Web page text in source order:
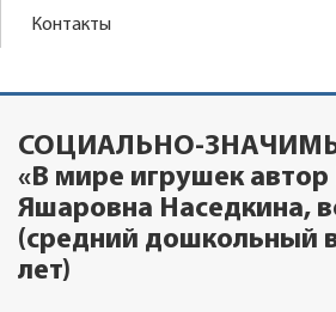
Контакты
СОЦИАЛЬНО-
«В мире игрушек автор
Яшаровна Наседкина,
(средний дошкольный
лет)